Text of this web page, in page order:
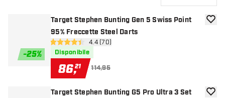
-25%
Target Stephen Bunting Gen 5 Swiss Point
95% Freccette Steel Darts
apri pannello recensioni
4.4 stelle di valutazione
4.4 (70)
Disponibile
86,21 114,95
Target Stephen Bunting G5 Pro Ultra 3 Set